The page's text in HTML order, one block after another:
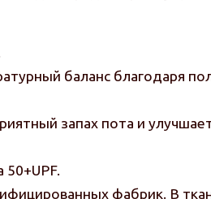
баланс благодаря
запах пота и
фабрик. В